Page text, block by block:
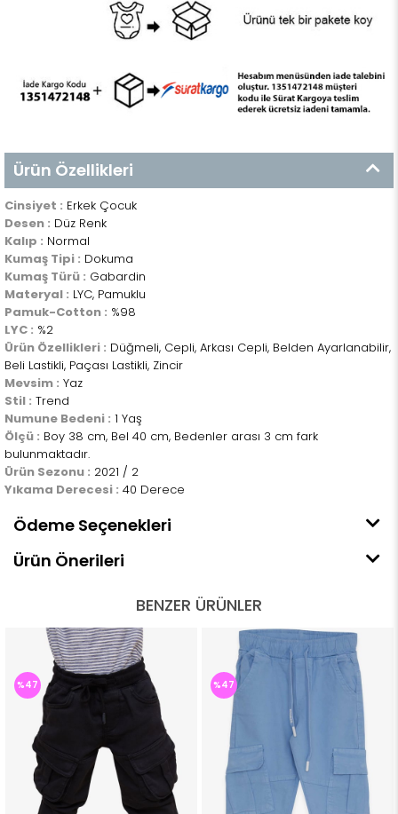
Ürün Özellikleri
Cinsiyet : Erkek Çocuk
Desen : Düz Renk
Kalıp : Normal
Kumaş Tipi : Dokuma
Kumaş Türü : Gabardin
Materyal : LYC, Pamuklu
Pamuk-Cotton : %98
LYC : %2
Ürün Özellikleri : Düğmeli, Cepli, Arkası Cepli, Belden Ayarlanabilir,
Beli Lastikli, Paçası Lastikli, Zincir
Mevsim : Yaz
Stil : Trend
Numune Bedeni : 1 Yaş
Ölçü : Boy 38 cm, Bel 40 cm, Bedenler arası 3 cm fark
bulunmaktadır.
Ürün Sezonu : 2021 / 2
Yıkama Derecesi : 40 Derece
Ödeme Seçenekleri
Ürün Önerileri
BENZER ÜRÜNLER
%47 %47